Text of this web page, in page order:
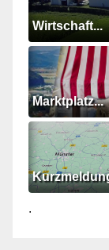
Wirtschaft...
Marktplatz...
.